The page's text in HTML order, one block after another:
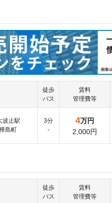
徒歩
バス
賃料
管理費等
波止駅
島町
3分
-
4万円
2,000円
徒歩
バス
賃料
管理費等